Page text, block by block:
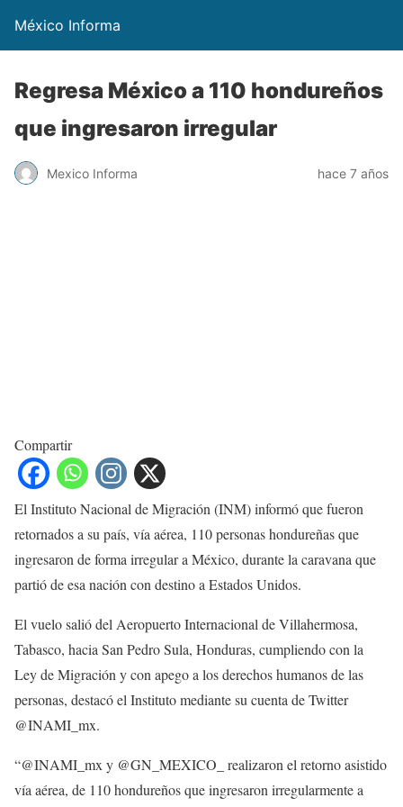
México Informa
Regresa México a 110 hondureños
que ingresaron irregular
Mexico Informa hace 7 años
Compartir
El Instituto Nacional de Migración (INM) informó que fueron
retornados a su país, vía aérea, 110 personas hondureñas que
ingresaron de forma irregular a México, durante la caravana que
partió de esa nación con destino a Estados Unidos.
El vuelo salió del Aeropuerto Internacional de Villahermosa,
Tabasco, hacia San Pedro Sula, Honduras, cumpliendo con la
Ley de Migración y con apego a los derechos humanos de las
personas, destacó el Instituto mediante su cuenta de Twitter
@INAMI_mx.
“@INAMI_mx y @GN_MEXICO_ realizaron el retorno asistido
vía aérea, de 110 hondureños que ingresaron irregularmente a